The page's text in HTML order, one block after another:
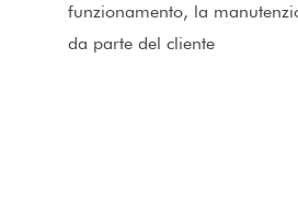
funzionamento, la
da parte del cliente